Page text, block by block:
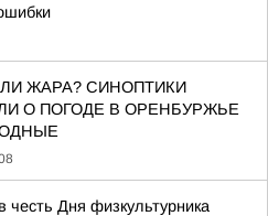
ЖАРА? СИНОПТИКИ
О ПОГОДЕ В ОРЕНБУРЖЬЕ
честь Дня физкультурника